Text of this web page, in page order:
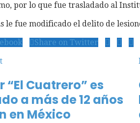
por lo que fue trasladado al
le fue modificado el delito de
Share on Twitter
“El Cuatrero” es
a más de 12 años
en México